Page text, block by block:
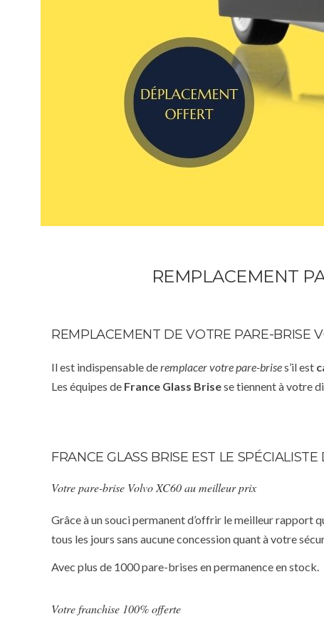
REMPLACEMENT
REMPLACEMENT DE VOTRE PARE-BRISE
Il est indispensable deremplacer votre pare-brises’il est
Les équipes de France Glass Brisese tiennent à votre
FRANCE GLASS BRISE EST LE
Votre pare-brise Volvo XC60 au meilleur prix
Grâce à un souci permanent d’offrir le meilleur
tous les jours sans aucune concession quant à votre
Avec plus de 1000 pare-brises en permanence en stock.
Votre franchise 100% offerte